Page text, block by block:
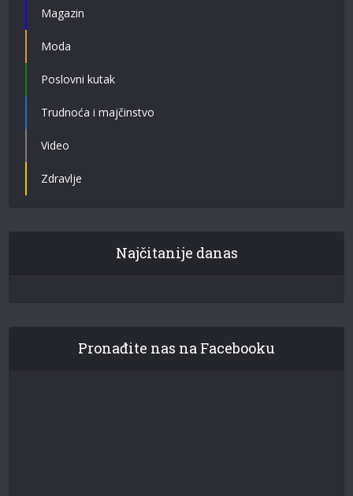
Magazin
Moda
Poslovni kutak
Trudnoća i majčinstvo
Video
Zdravlje
Najčitanije danas
Pronađite nas na Facebooku